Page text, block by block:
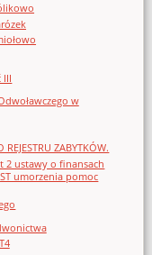
III
w
ZABYTKÓW.
2 ustawy o finansach
umorzenia pomoc